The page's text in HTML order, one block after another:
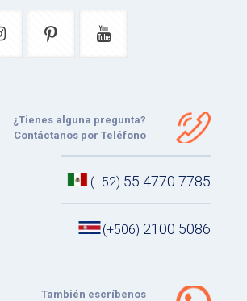
¿Tienes alguna pregunta?
Contáctanos por Teléfono
(+52) 55 4770 7785
(+506) 2100 5086
También escríbenos